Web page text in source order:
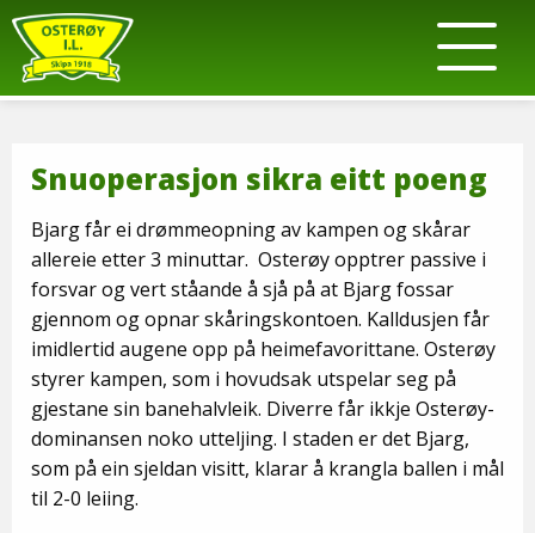
Snuoperasjon sikra eitt poeng
Bjarg får ei drømmeopning av kampen og skårar
allereie etter 3 minuttar. Osterøy opptrer passive i
forsvar og vert ståande å sjå på at Bjarg fossar
gjennom og opnar skåringskontoen. Kalldusjen får
imidlertid augene opp på heimefavorittane. Osterøy
styrer kampen, som i hovudsak utspelar seg på
gjestane sin banehalvleik. Diverre får ikkje Osterøy-
dominansen noko utteljing. I staden er det Bjarg,
som på ein sjeldan visitt, klarar å krangla ballen i mål
til 2-0 leiing.